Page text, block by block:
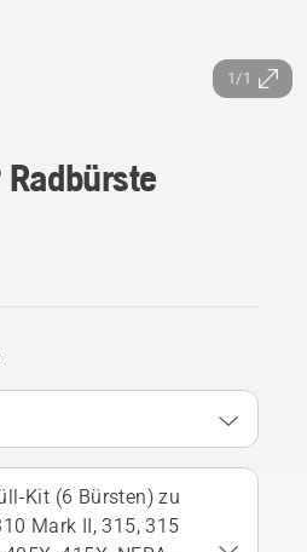
1/1
Kit (6 Bürsten) zu
Mark II, 315, 315